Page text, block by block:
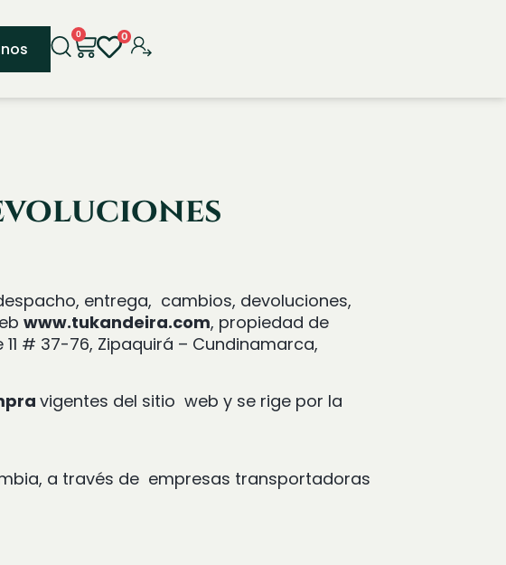
0 0
entrega, cambios, devoluciones,
www.tukandeira.com, propiedad de
# 37-76, Zipaquirá – Cundinamarca,
vigentes del sitio web y se rige por la
a través de empresas transportadoras